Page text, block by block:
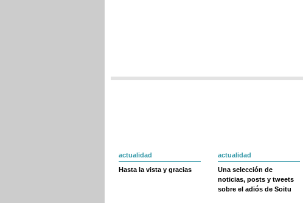
actualidad
Hasta la vista y gracias
actualidad
Una selección de
noticias, posts y tweets
sobre el adiós de Soitu